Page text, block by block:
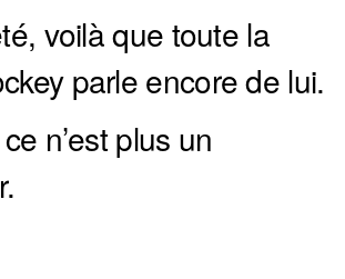
voilà que toute la
parle encore de lui.
n’est plus un